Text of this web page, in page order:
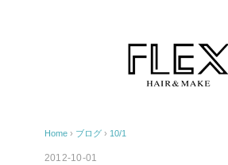
Home › ブログ › 10/1
2012-10-01